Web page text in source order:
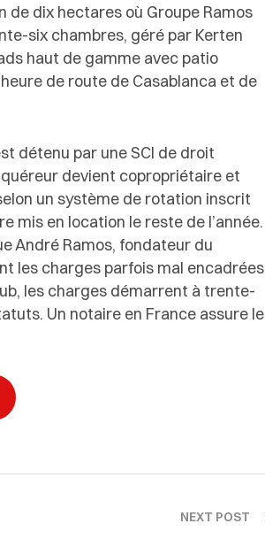
dix hectares où Groupe Ramos
six chambres, géré par Kerten
haut de gamme avec patio
de route de Casablanca et de
détenu par une SCI de droit
devient copropriétaire et
un système de rotation inscrit
mis en location le reste de l’année.
André Ramos, fondateur du
les charges parfois mal encadrées
les charges démarrent à trente-
Un notaire en France assure le
NEXT POST